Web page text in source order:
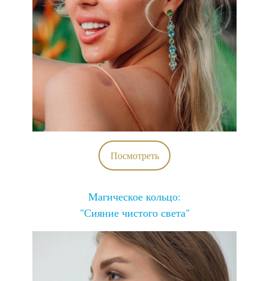
Магическое кольцо:
"Сияние чистого света"
Посмотреть